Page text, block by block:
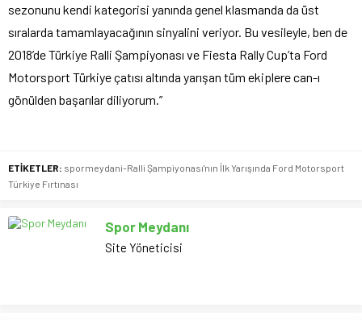
sezonunu kendi kategorisi yanında genel klasmanda da üst
sıralarda tamamlayacağının sinyalini veriyor. Bu vesileyle, ben de
2018’de Türkiye Ralli Şampiyonası ve Fiesta Rally Cup’ta Ford
Motorsport Türkiye çatısı altında yarışan tüm ekiplere can-ı
gönülden başarılar diliyorum.”
ETİKETLER: spormeydani-Ralli Şampiyonası'nın İlk Yarışında Ford Motorsport
Türkiye Fırtınası
Spor Meydanı
Site Yöneticisi